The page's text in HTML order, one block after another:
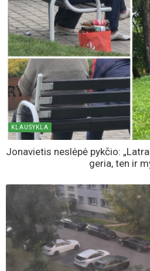
KLAUSYKLA
Jonavietis neslėpė pykčio:
geria, ten ir